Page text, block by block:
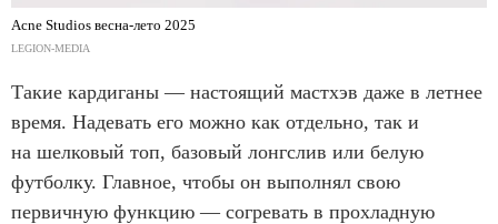
Acne Studios весна-лето 2025
LEGION-MEDIA
Такие кардиганы — настоящий мастхэв даже в летнее
время. Надевать его можно как отдельно, так и
на шелковый топ, базовый лонгслив или белую
футболку. Главное, чтобы он выполнял свою
первичную функцию — согревать в прохладную